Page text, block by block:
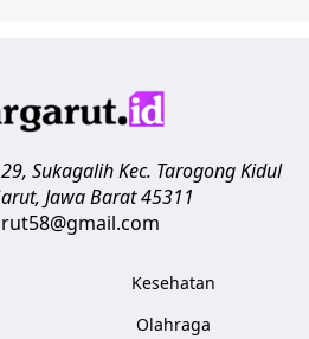
Sukagalih Kec. Tarogong Kidul
, Jawa Barat45311
Kesehatan
Olahraga